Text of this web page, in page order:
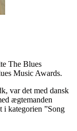
The Blues
Music Awards.
var det med dansk
ægtemanden
i kategorien ”Song